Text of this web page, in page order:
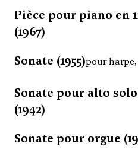
Pièce pour piano en
(1967)
Sonate (1955)pour
Sonate pour alto solo
(1942)
Sonate pour orgue